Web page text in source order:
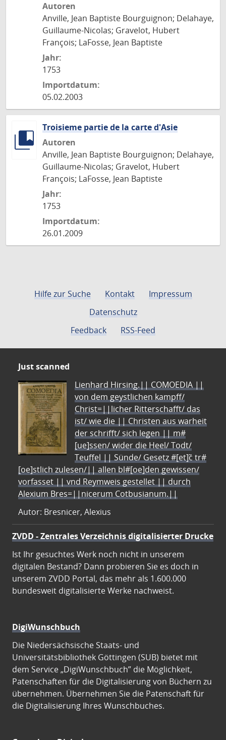
Autoren
Anville, Jean Baptiste Bourguignon; Delahaye,
Guillaume-Nicolas; Gravelot, Hubert
François; LaFosse, Jean Baptiste
Jahr:
1753
Importdatum:
05.02.2003
Troisieme partie de la carte d'Asie
Autoren
Anville, Jean Baptiste Bourguignon; Delahaye,
Guillaume-Nicolas; Gravelot, Hubert
François; LaFosse, Jean Baptiste
Jahr:
1753
Importdatum:
26.01.2009
Hilfe zur Suche Kontakt
Impressum
Datenschutz
Feedback
RSS-Feed
Just scanned
Lienhard Hirsing.|| COMOEDIA ||
von dem geystlichen kampff/
Christ=||licher Ritterschafft/ das
ist/ wie die || Christen aus warheit
der schrifft/ sich legen || m#
[ue]ssen/ wider die Heel/ Todt/
Teuffel || Sünde/ Gesetz #[et]c̃ tr#
[oe]stlich zulesen/|| allen bl#[oe]den gewissen/
vorfasset || vnd Reymweis gestellet || durch
Alexium Bres=||nicerum Cotbusianum.||
Autor: Bresnicer, Alexius
ZVDD - Zentrales Verzeichnis digitalisierter Drucke
Ist Ihr gesuchtes Werk noch nicht in unserem
digitalen Bestand? Dann probieren Sie es doch in
unserem ZVDD Portal, das mehr als 1.600.000
bundesweit digitalisierte Werke nachweist.
DigiWunschbuch
Die Niedersächsische Staats- und
Universitätsbibliothek Göttingen (SUB) bietet mit
dem Service „DigiWunschbuch” die Möglichkeit,
Patenschaften für die Digitalisierung von Büchern zu
übernehmen. Übernehmen Sie die Patenschaft für
die Digitalisierung Ihres Wunschbuches.